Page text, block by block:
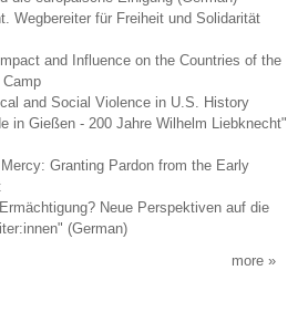
Wegbereiter für Freiheit und Solidarität
and Influence on the Countries of the
and Social Violence in U.S. History
in Gießen - 200 Jahre Wilhelm Liebknecht"
Granting Pardon from the Early
Neue Perspektiven auf die
(German)
more